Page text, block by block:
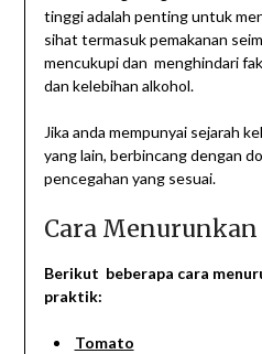
tinggi adalah penting untuk
sihat termasuk pemakanan
mencukupi dan menghindari
dan kelebihan alkohol.
Jika anda mempunyai sejarah
yang lain, berbincang dengan
pencegahan yang sesuai.
Cara
Berikut beberapa cara
praktik:
Tomato